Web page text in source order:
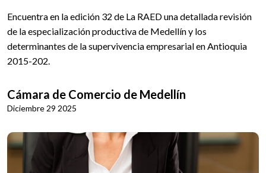
Encuentra en la edición 32 de La RAED una detallada revisión
de la especialización productiva de Medellín y los
determinantes de la supervivencia empresarial en Antioquia
2015-202.
Cámara de Comercio de Medellín
Diciembre 29 2025